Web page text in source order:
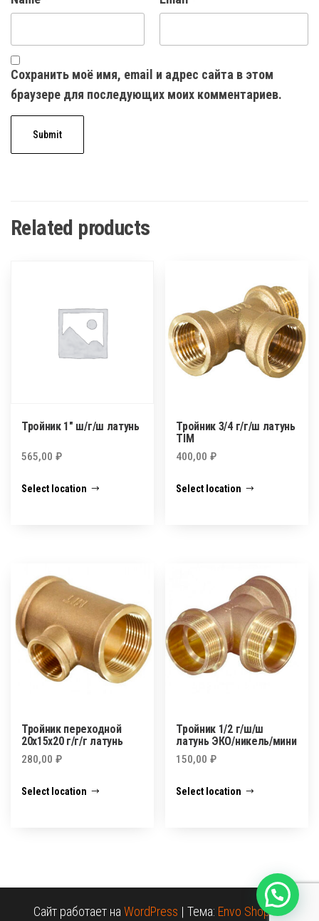
Сохранить моё имя, email и адрес сайта в этом
браузере для последующих моих комментариев.
Related products
Тройник 1″ ш/г/ш латунь
565,00 ₽
Select location
Тройник 3/4 г/г/ш латунь
TIM
400,00₽
Select location
Тройник переходной
20х15х20 г/г/г латунь
280,00 ₽
Select location
Тройник 1/2 г/ш/ш
латунь ЭКО/никель/мини
150,00₽
Select location
Сайт работает наWordPress | Тема: Envo Shopper